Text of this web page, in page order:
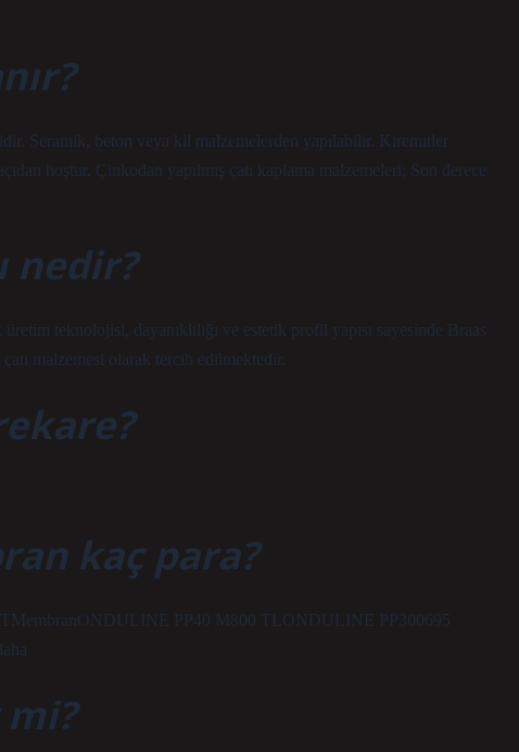
Seramik, beton veya kil malzemelerden yapılabilir. Kiremitler
hoştur. Çinkodan yapılmış çatı kaplama malzemeleri; Son derece
nedir?
teknolojisi, dayanıklılığı ve estetik profil yapısı sayesinde Braas
malzemesi olarak tercih edilmektedir.
kaç para?
PP40 M800 TLONDULINE PP300695